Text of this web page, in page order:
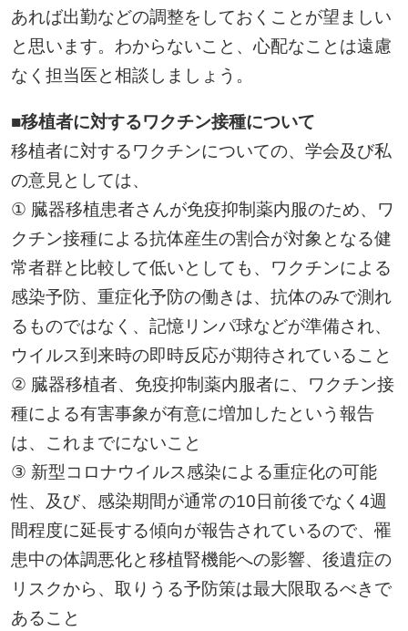
あれば出勤などの調整をしておくことが望ましい
と思います。わからないこと、心配なことは遠慮
なく担当医と相談しましょう。
■移植者に対するワクチン接種について
移植者に対するワクチンについての、学会及び私
の意見としては、
① 臓器移植患者さんが免疫抑制薬内服のため、ワ
クチン接種による抗体産生の割合が対象となる健
常者群と比較して低いとしても、ワクチンによる
感染予防、重症化予防の働きは、抗体のみで測れ
るものではなく、記憶リンパ球などが準備され、
ウイルス到来時の即時反応が期待されていること
② 臓器移植者、免疫抑制薬内服者に、ワクチン接
種による有害事象が有意に増加したという報告
は、これまでにないこと
③ 新型コロナウイルス感染による重症化の可能
性、及び、感染期間が通常の10日前後でなく4週
間程度に延長する傾向が報告されているので、罹
患中の体調悪化と移植腎機能への影響、後遺症の
リスクから、取りうる予防策は最大限取るべきで
あること